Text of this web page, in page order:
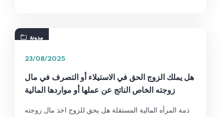
مدونة
23/08/2025
هل يملك الزوج الحق في الاستيلاء أو التصرف في مال
زوجته الخاص الناتج عن عملها أو مواردها المالية
ذمة المرأه المالية المستقلة هل يحق للزوج اخذ مال زوجته